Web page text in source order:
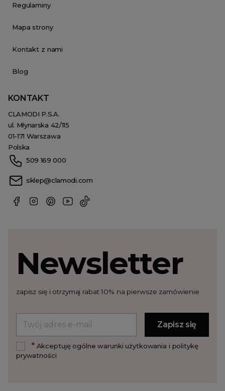
Regulaminy
Mapa strony
Kontakt z nami
Blog
KONTAKT
CLAMODI P.S.A.
ul. Młynarska 42/115
01-171 Warszawa
Polska
509 169 000
sklep@clamodi.com
Newsletter
zapisz się i otrzymaj rabat 10% na pierwsze zamówienie
*Akceptuję ogólne warunki użytkowania i politykę
prywatności